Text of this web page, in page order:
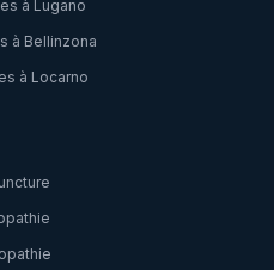
à Lugano
à Bellinzona
à Locarno